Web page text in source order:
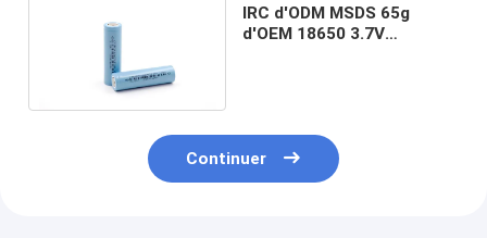
IRC d'ODM MSDS 65g
d'OEM 18650 3.7V
Continuer